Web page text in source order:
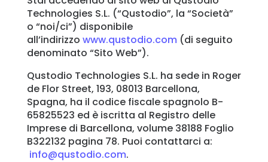
Iniziare
Downloads
Tariffe
Technologies S.L. (“Qustodio”, la “Società”
o “noi/ci”) disponibile
all’indirizzo www.qustodio.com (di seguito
denominato “Sito Web”).
Qustodio Technologies S.L. ha sede in Roger
de Flor Street, 193, 08013 Barcellona, ​​
Spagna, ha il codice fiscale spagnolo B-
65825523 ed è iscritta al Registro delle
Imprese di Barcellona, ​​volume 38188 Foglio
B322132 pagina 78. Puoi contattarci a:
info@qustodio.com.